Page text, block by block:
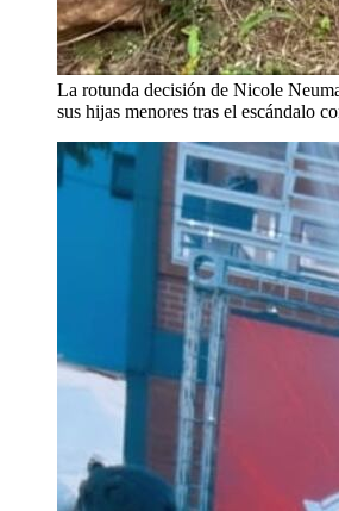
La rotunda decisión de Nicole
sus hijas menores tras el escándalo